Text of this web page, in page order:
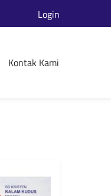
Login
Kontak Kami